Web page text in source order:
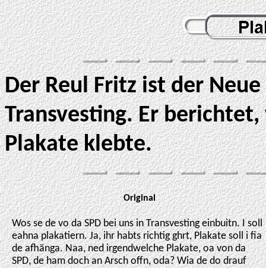
Der Reul Fritz ist der
Transvesting. Er berichtet,
Plakate klebte.
Original
Wos se de vo da SPD bei uns in Transvesting einbuitn. I soll
eahna plakatiern. Ja, ihr habts richtig ghrt, Plakate soll i fia
de afhänga. Naa, ned irgendwelche Plakate, oa von da
SPD, de ham doch an Arsch offn, oda? Wia de do drauf